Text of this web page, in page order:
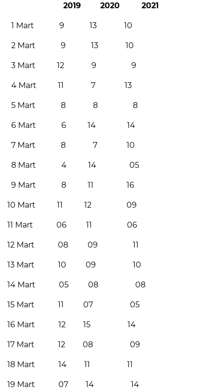
2019 2020 2021
1 Mart 9 13 10
2 Mart 9 13 10
3 Mart 12 9 9
4 Mart 11 7 13
5 Mart 8 8 8
6 Mart 6 14 14
7 Mart 8 7 10
8 Mart 4 14 05
9 Mart 8 11 16
10 Mart 11 12 09
11 Mart 06 11 06
12 Mart 08 09 11
13 Mart 10 09 10
14 Mart 05 08 08
15 Mart 11 07 05
16 Mart 12 15 14
17 Mart 12 08 09
18 Mart 14 11 11
19 Mart 07 14 14